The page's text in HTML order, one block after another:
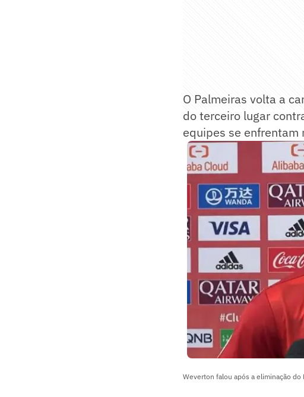
O Palmeiras volta a
do terceiro lugar
equipes se
Weverton falou após a eliminação do